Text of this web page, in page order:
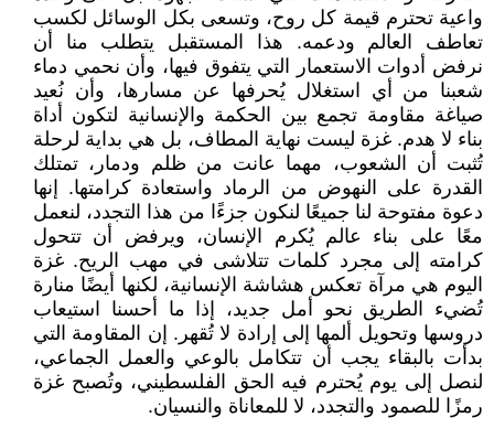
واعية تحترم قيمة كل روح، وتسعى بكل الوسائل لكسب
تعاطف العالم ودعمه. هذا المستقبل يتطلب منا أن
نرفض أدوات الاستعمار التي يتفوق فيها، وأن نحمي دماء
شعبنا من أي استغلال يُحرفها عن مسارها، وأن نُعيد
صياغة مقاومة تجمع بين الحكمة والإنسانية لتكون أداة
بناء لا هدم. غزة ليست نهاية المطاف، بل هي بداية لرحلة
تُثبت أن الشعوب، مهما عانت من ظلم ودمار، تمتلك
القدرة على النهوض من الرماد واستعادة كرامتها. إنها
دعوة مفتوحة لنا جميعًا لنكون جزءًا من هذا التجدد، لنعمل
معًا على بناء عالم يُكرم الإنسان، ويرفض أن تتحول
كرامته إلى مجرد كلمات تتلاشى في مهب الريح. غزة
اليوم هي مرآة تعكس هشاشة الإنسانية، لكنها أيضًا منارة
تُضيء الطريق نحو أمل جديد، إذا ما أحسنا استيعاب
دروسها وتحويل ألمها إلى إرادة لا تُقهر. إن المقاومة التي
بدأت بالبقاء يجب أن تتكامل بالوعي والعمل الجماعي،
لنصل إلى يوم يُحترم فيه الحق الفلسطيني، وتُصبح غزة
رمزًا للصمود والتجدد، لا للمعاناة والنسيان.